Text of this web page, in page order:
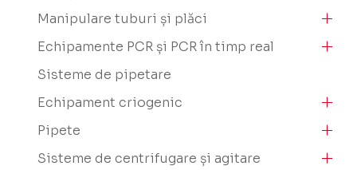
Manipulare tuburi și plăci
Echipamente PCR și PCR în timp real
Sisteme de pipetare
Echipament criogenic
Pipete
Sisteme de centrifugare și agitare